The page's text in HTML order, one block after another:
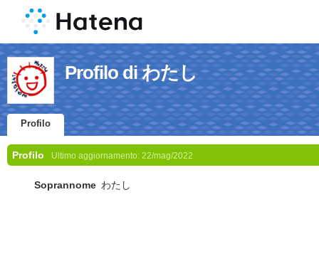
Profilo di わたし
Profilo
Profilo Ultimo aggiornamento: 22/mag/2022
Soprannome わたし